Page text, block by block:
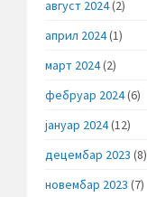
август 2024(2)
април 2024(1)
март 2024(2)
фебруар 2024(6)
јануар 2024(12)
децембар 2023 (8)
новембар 2023 (7)